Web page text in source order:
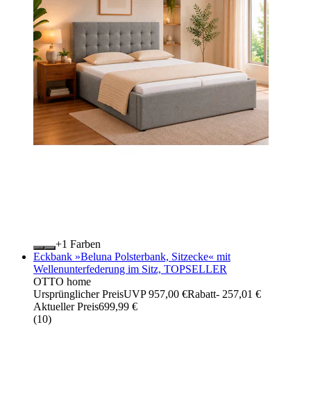
+
Farben
Eckbank »Beluna Polsterbank, Sitzecke« mit
Wellenunterfederung im Sitz, TOPSELLER
OTTO home
Ursprünglicher PreisUVP 957,00 €Rabatt- 257,01 €
Aktueller Preis699,99 €
(10)